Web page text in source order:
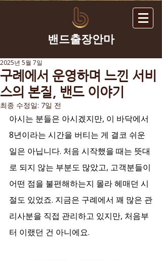
​밴드출장안마
구례에서 운영하며 느낀 서비
스의 본질, 밴드 이야기
2025년 5월 7일
최종 수정일: 7일 전
아시는 분들은 아시겠지만, 이 바닥에서
8년이라는 시간을 버티는 게 결코 쉬운
일은 아닙니다. 처음 시작했을 때는 뜻대
로 되지 않는 부분도 많았고, 고객분들이
어떤 점을 불편해하는지 몰라 헤매던 시
절도 있었죠. 지금은 구례에서 꽤 많은 관
리사분을 직접 관리하고 있지만, 처음부
터 이랬던 건 아니에요.